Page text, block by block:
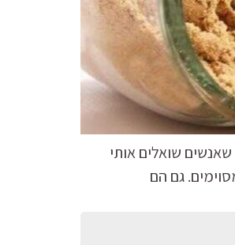
שואלים אותי
גם הם